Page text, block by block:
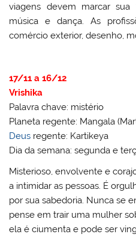
viagens devem marcar
música e dança. As
comércio exterior, desenho,
17/11 a 16/12
Vrishika
Palavra chave: mistério
Planeta regente: Mangala
Deus regente: Kartikeya
Dia da semana: segunda e
Misterioso, envolvente e
a intimidar as pessoas. É
por sua sabedoria. Nunca se
pense em trair uma mulher
ela é ciumenta e pode ser